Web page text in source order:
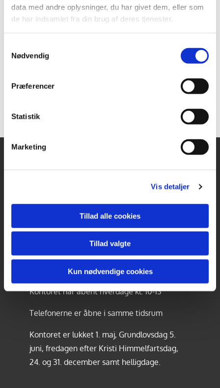
data med andre oplysninger, du har givet dem, eller som
de har indsamlet fra din brug af deres tjenester.
Nødvendig
Præferencer
Statistik
Marketing
Vis detaljer
Tillad alle cookies
Tillad valgte
Kun nødvendige cookies
Klostervænget 2A
Tlf.57 61 11 61
ringsted.sogn@km.dk
Kontoret har åbent hverdage kl. 10-13
Telefonerne er åbne i samme tidsrum
Kontoret er lukket 1. maj, Grundlovsdag 5.
juni, fredagen efter Kristi Himmelfartsdag,
24. og 31. december samt helligdage.